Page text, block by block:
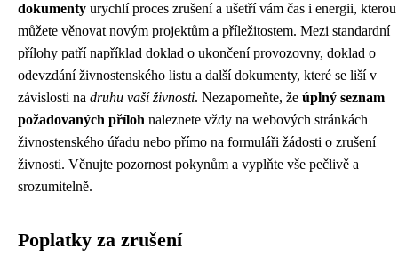
dokumenty urychlí proces zrušení a ušetří vám čas i energii, kterou
můžete věnovat novým projektům a příležitostem. Mezi standardní
přílohy patří například doklad o ukončení provozovny, doklad o
odevzdání živnostenského listu a další dokumenty, které se liší v
závislosti na druhu vaší živnosti. Nezapomeňte, že úplný seznam
požadovaných příloh naleznete vždy na webových stránkách
živnostenského úřadu nebo přímo na formuláři žádosti o zrušení
živnosti. Věnujte pozornost pokynům a vyplňte vše pečlivě a
srozumitelně.
Poplatky za zrušení